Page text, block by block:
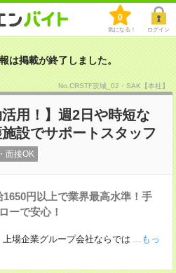
0
気になる！ ログイン
は掲載が終了しました。
No.CRSTF茨城_02・SAK【本社】
活用！】週2日や時短な
設でサポートスタッフ
面接OK
円以上で業界最高水準！手
ーで安心！
場企業グループ会社ならでは ...もっ